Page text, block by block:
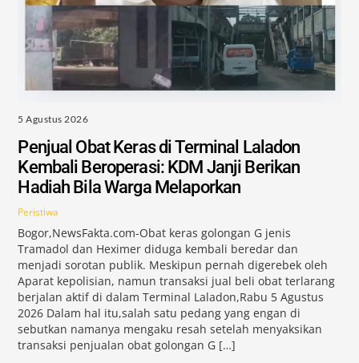
5 Agustus 2026
Penjual Obat Keras di Terminal Laladon
Kembali Beroperasi: KDM Janji Berikan
Hadiah Bila Warga Melaporkan
Peristiwa
Bogor,NewsFakta.com-Obat keras golongan G jenis
Tramadol dan Heximer diduga kembali beredar dan
menjadi sorotan publik. Meskipun pernah digerebek oleh
Aparat kepolisian, namun transaksi jual beli obat terlarang
berjalan aktif di dalam Terminal Laladon,Rabu 5 Agustus
2026 Dalam hal itu,salah satu pedang yang engan di
sebutkan namanya mengaku resah setelah menyaksikan
transaksi penjualan obat golongan G […]